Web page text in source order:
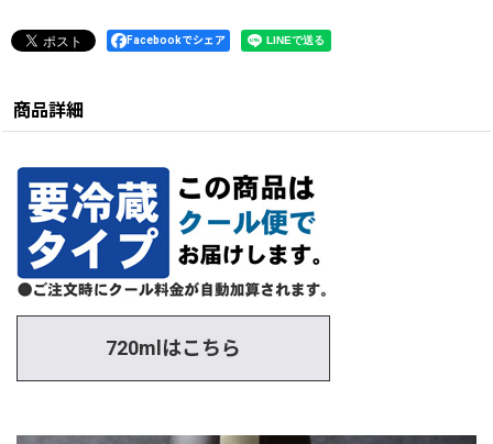
Facebookでシェア
商品詳細
720mlはこちら